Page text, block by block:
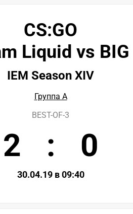
CS:GO
Liquid vs BIG
IEM Season XIV
Группа A
BEST-OF-3
2 : 0
30.04.19 в 09:40